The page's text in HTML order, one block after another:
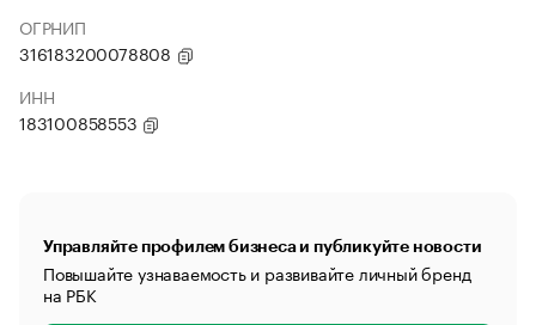
ОГРНИП
316183200078808
ИНН
183100858553
Управляйте профилем бизнеса и публикуйте новости
Повышайте узнаваемость и развивайте личный бренд
на РБК